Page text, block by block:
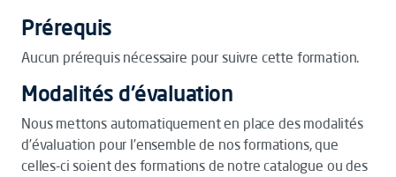
Prérequis
Aucun prérequis nécessaire pour suivre cette formation.
Modalités d'évaluation
Nous mettons automatiquement en place des modalités
d’évaluation pour l’ensemble de nos formations, que
celles-ci soient des formations de notre catalogue ou des